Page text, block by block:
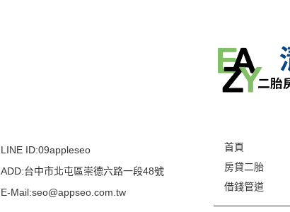
LINE ID:09appleseo
ADD:台中市北屯區崇德六路一段48號
E-Mail:seo@appseo.com.tw
首頁
房貸二胎
借錢管道